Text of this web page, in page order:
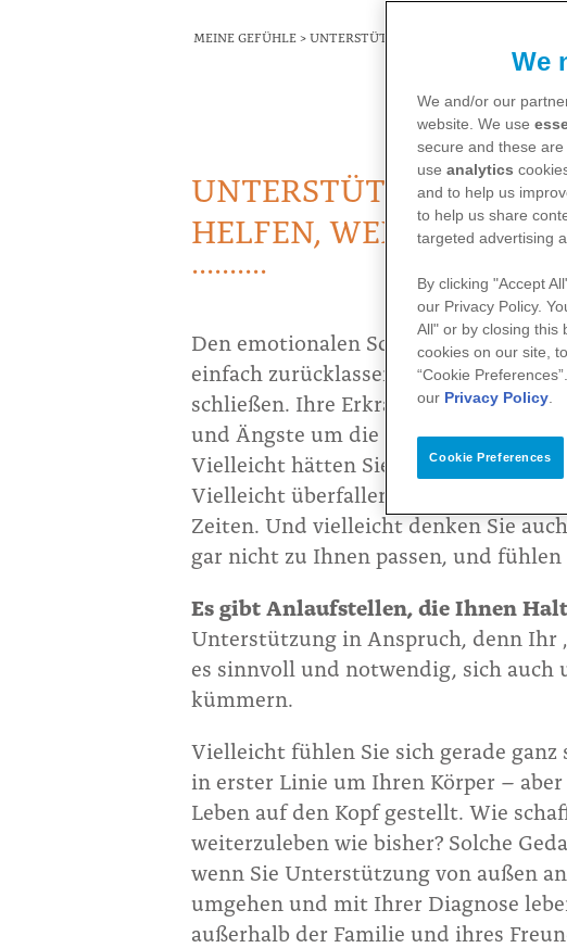
BREADCRUMB
MEINE GEFÜHLE UNTERSTÜTZUNGSANGEBOTE
UNTERSTÜTZUNG BEI
HELFEN, WENN ICH
Den emotionalen Schock der
einfach zurücklassen, wenn Sie
schließen. Ihre Erkrankung ist ein
und Ängste um die Zukunft, um Ihr
Vielleicht hätten Sie vorher nie
Vielleicht überfallen Sie die
Zeiten. Und vielleicht denken Sie
gar nicht zu Ihnen passen, und
Es gibt Anlaufstellen, die Ihnen
Unterstützung in Anspruch, denn Ihr
es sinnvoll und notwendig, sich auch
kümmern.
Vielleicht fühlen Sie sich gerade
in erster Linie um Ihren Körper –
Leben auf den Kopf gestellt. Wie
weiterzuleben wie bisher? Solche
wenn Sie Unterstützung von außen
umgehen und mit Ihrer Diagnose
außerhalb der Familie und ihres
We
We and/or our
website. We use
secure and these
use analytics
and to help us
to help us share
targeted advertising
By clicking "Accept
our Privacy Policy.
All" or by closing this
cookies on our site,
“Cookie
our Privacy Policy
Cookie Preferences